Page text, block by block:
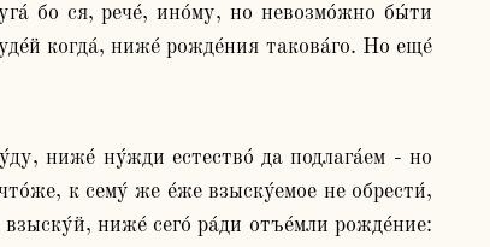
бо ся, рече́, ино́му, но невозмо́жно бы́ти
когда́, ниже́ рожде́ния такова́го. Но еще́
к сему́ же е́же взыску́емое не обрести́,
ниже́ сего́ ра́ди отъе́мли рожде́ние: